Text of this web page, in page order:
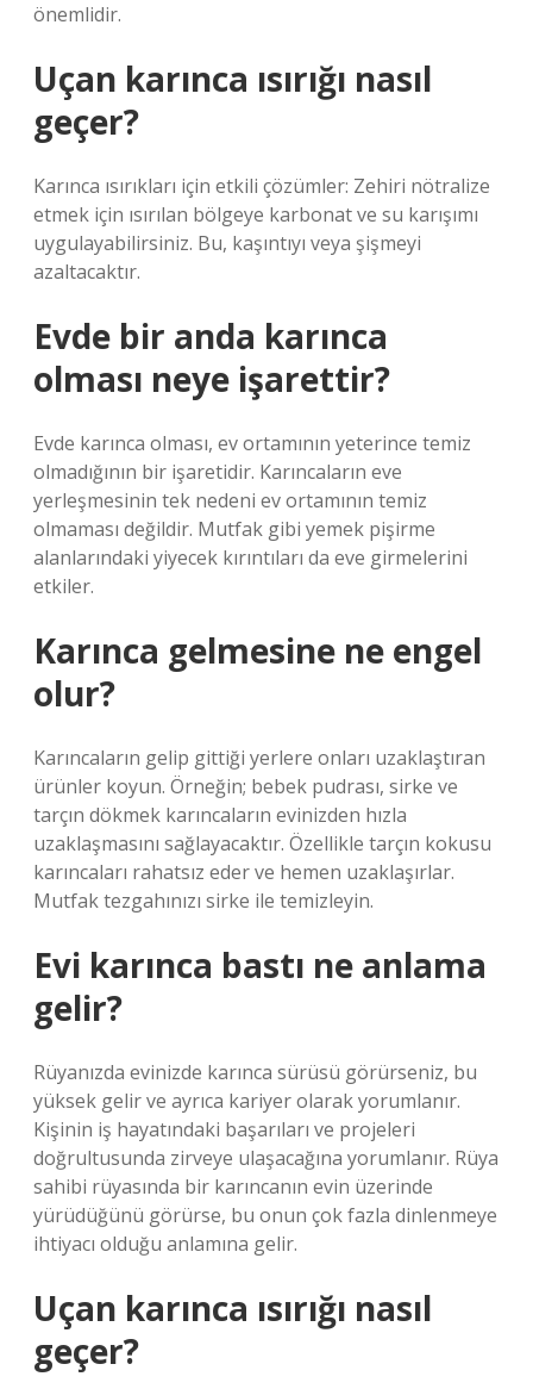
önemlidir.
Uçan karınca ısırığı nasıl
geçer?
Karınca ısırıkları için etkili çözümler: Zehiri nötralize
etmek için ısırılan bölgeye karbonat ve su karışımı
uygulayabilirsiniz. Bu, kaşıntıyı veya şişmeyi
azaltacaktır.
Evde bir anda karınca
olması neye işarettir?
Evde karınca olması, ev ortamının yeterince temiz
olmadığının bir işaretidir. Karıncaların eve
yerleşmesinin tek nedeni ev ortamının temiz
olmaması değildir. Mutfak gibi yemek pişirme
alanlarındaki yiyecek kırıntıları da eve girmelerini
etkiler.
Karınca gelmesine ne engel
olur?
Karıncaların gelip gittiği yerlere onları uzaklaştıran
ürünler koyun. Örneğin; bebek pudrası, sirke ve
tarçın dökmek karıncaların evinizden hızla
uzaklaşmasını sağlayacaktır. Özellikle tarçın kokusu
karıncaları rahatsız eder ve hemen uzaklaşırlar.
Mutfak tezgahınızı sirke ile temizleyin.
Evi karınca bastı ne anlama
gelir?
Rüyanızda evinizde karınca sürüsü görürseniz, bu
yüksek gelir ve ayrıca kariyer olarak yorumlanır.
Kişinin iş hayatındaki başarıları ve projeleri
doğrultusunda zirveye ulaşacağına yorumlanır. Rüya
sahibi rüyasında bir karıncanın evin üzerinde
yürüdüğünü görürse, bu onun çok fazla dinlenmeye
ihtiyacı olduğu anlamına gelir.
Uçan karınca ısırığı nasıl
geçer?